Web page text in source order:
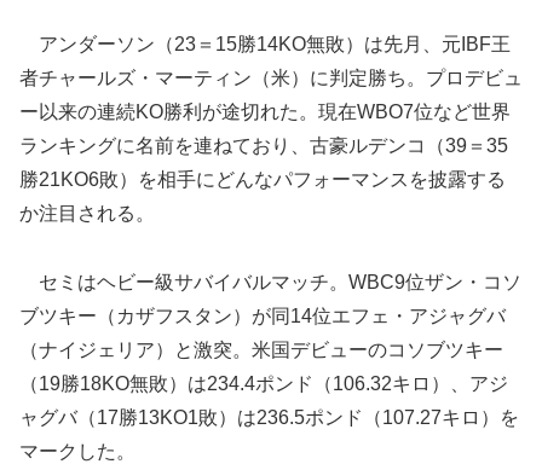
アンダーソン（23＝15勝14KO無敗）は先月、元IBF王
者チャールズ・マーティン（米）に判定勝ち。プロデビュ
ー以来の連続KO勝利が途切れた。現在WBO7位など世界
ランキングに名前を連ねており、古豪ルデンコ（39＝35
勝21KO6敗）を相手にどんなパフォーマンスを披露する
か注目される。
セミはヘビー級サバイバルマッチ。WBC9位ザン・コソ
ブツキー（カザフスタン）が同14位エフェ・アジャグバ
（ナイジェリア）と激突。米国デビューのコソブツキー
（19勝18KO無敗）は234.4ポンド（106.32キロ）、アジ
ャグバ（17勝13KO1敗）は236.5ポンド（107.27キロ）を
マークした。